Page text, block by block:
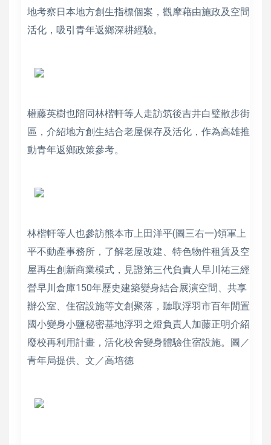
地考察日本地方創生指標個案，觀摩藉由施政及空間
活化，吸引青年返鄉深耕經驗。
權藤英樹也陪同林楷軒等人走訪筑後吉井白璧散步街
區，介紹地方創生結合老屋保存及活化，作為高雄推
動青年返鄉政策參考。
林楷軒等人也參訪熊本市上田洋平(圖三右一)領軍上
平不動產事務所，了解老屋改建、特色物件租賃及空
屋再生創新商業模式，見證第三代負責人早川祐三經
營早川倉庫150年歷史建築變身結合展演空間、共享
辦公室、住宿設施等文創聚落，聽取浮羽市百年閒置
國小變身小鹽秘密基地浮羽之燈負責人加藤正明介紹
廢校再利用計畫，活化校舍變身體驗住宿設施。圖／
青年局提供、文／高培德